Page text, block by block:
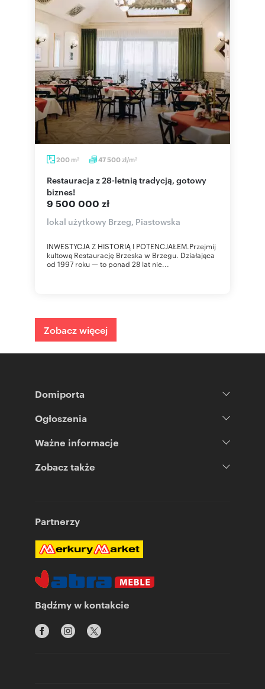
200 m2 47 500zł/m2
Restauracja z 28-letnią tradycją, gotowy
biznes!
9 500 000 zł
lokal użytkowy Brzeg, Piastowska
INWESTYCJA Z HISTORIĄ I POTENCJAŁEM.Przejmij
kultową Restaurację Brzeska w Brzegu. Działająca
od 1997 roku — to ponad 28 lat nie...
Zobacz więcej
Domiporta
Ogłoszenia
Ważne informacje
Zobacz także
Partnerzy
Bądźmy w kontakcie